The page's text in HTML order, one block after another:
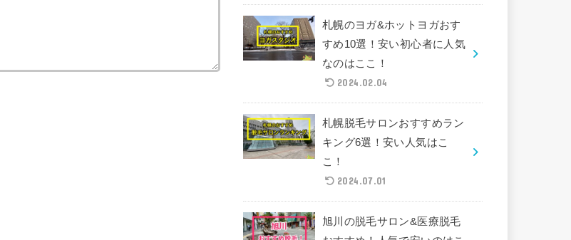
札幌のヨガ&ホットヨガおす
すめ10選！安い初心者に人気
なのはここ！
2024.02.04
札幌脱毛サロンおすすめラン
キング6選！安い人気はこ
こ！
2024.07.01
旭川の脱毛サロン&医療脱毛